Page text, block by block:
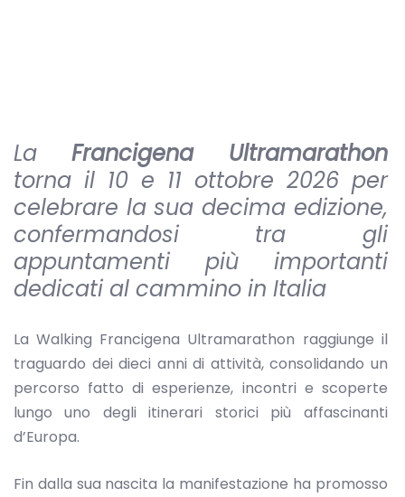
LaFrancigena Ultramarathon
torna il 10 e 11 ottobre 2026 per
celebrare la sua decima edizione,
confermandosi tra gli
appuntamenti più importanti
dedicati al cammino in Italia
La Walking Francigena Ultramarathon raggiunge il
traguardo dei dieci anni di attività, consolidando un
percorso fatto di esperienze, incontri e scoperte
lungo uno degli itinerari storici più affascinanti
d’Europa.
Fin dalla sua nascita la manifestazione ha promosso